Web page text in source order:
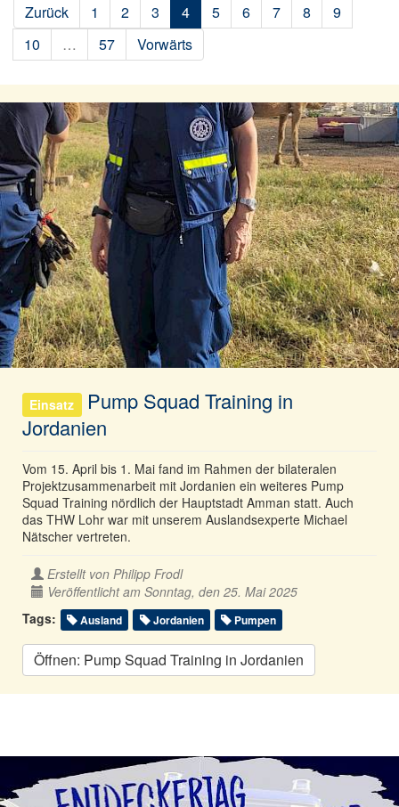
Zurück 1 2 3 4 5 6 7 8
9
10
… 57 Vorwärts
Einsatz
Pump Squad Training in
Jordanien
Vom 15. April bis 1. Mai fand im Rahmen der bilateralen
Projektzusammenarbeit mit Jordanien ein weiteres Pump
Squad Training nördlich der Hauptstadt Amman statt. Auch
das THW Lohr war mit unserem Auslandsexperte Michael
Nätscher vertreten.
Erstellt von Philipp Frodl
Veröffentlicht am Sonntag, den 25. Mai 2025
Tags:
Ausland Jordanien Pumpen
Öffnen: Pump Squad Training in Jordanien